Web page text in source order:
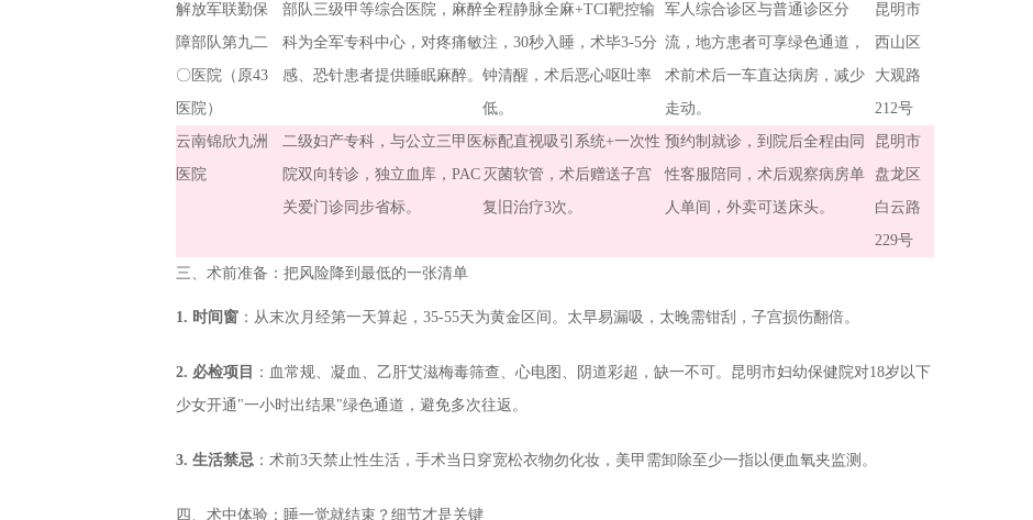
解放军联勤保
障部队第九二
〇医院（原43
医院）
部队三级甲等综合医院，麻醉
科为全军专科中心，对疼痛敏
感、恐针患者提供睡眠麻醉。
全程静脉全麻+TCI靶控输
注，30秒入睡，术毕3-5分
钟清醒，术后恶心呕吐率
低。
军人综合诊区与普通诊区分
流，地方患者可享绿色通道，
术前术后一车直达病房，减少
走动。
昆明市
西山区
大观路
212号
云南锦欣九洲
医院
二级妇产专科，与公立三甲医
院双向转诊，独立血库，PAC
关爱门诊同步省标。
标配直视吸引系统+一次性
灭菌软管，术后赠送子宫
复旧治疗3次。
预约制就诊，到院后全程由同
性客服陪同，术后观察病房单
人单间，外卖可送床头。
昆明市
盘龙区
白云路
229号
三、术前准备：把风险降到最低的一张清单
1. 时间窗 ：从末次月经第一天算起，35-55天为黄金区间。太早易漏吸，太晚需钳刮，子宫损伤翻倍。
2. 必检项目
：血常规、凝血、乙肝艾滋梅毒筛查、心电图、阴道彩超，缺一不可。昆明市妇幼保健院对18岁以下
少女开通"一小时出结果"绿色通道，避免多次往返。
3. 生活禁忌 ：术前3天禁止性生活，手术当日穿宽松衣物勿化妆，美甲需卸除至少一指以便血氧夹监测。
四、术中体验：睡一觉就结束？细节才是关键